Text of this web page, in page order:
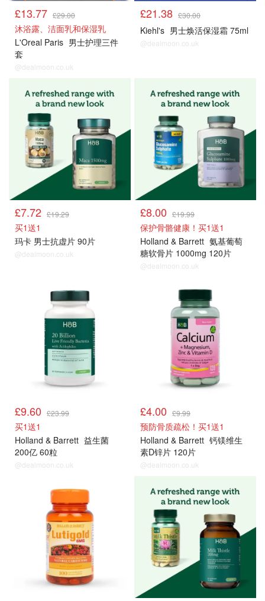
£13.77 £29.00
沐浴露、洁面乳和保湿乳
L'Oreal Paris 男士护理三件
套
@dealmoon.co.uk
£21.38 £30.00
Kiehl's 男士焕活保湿霜 75ml
@dealmoon.co.uk
男士保健品
£7.72 £19.29
买1送1
玛卡 男士抗虚片 90片
@dealmoon.co.uk
男士保健品
£8.00 £19.99
保护骨骼健康！买1送1
Holland & Barrett 氨基葡萄
糖软骨片 1000mg 120片
@dealmoon.co.uk
£9.60 £23.99
买1送1
Holland & Barrett 益生菌
200亿 60粒
@dealmoon.co.uk
£4.00 £9.99
预防骨质疏松！买1送1
Holland & Barrett 钙镁维生
素D锌片 120片
@dealmoon.co.uk
男士保健品